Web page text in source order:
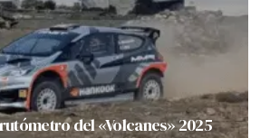
del «Volcanes» 2025